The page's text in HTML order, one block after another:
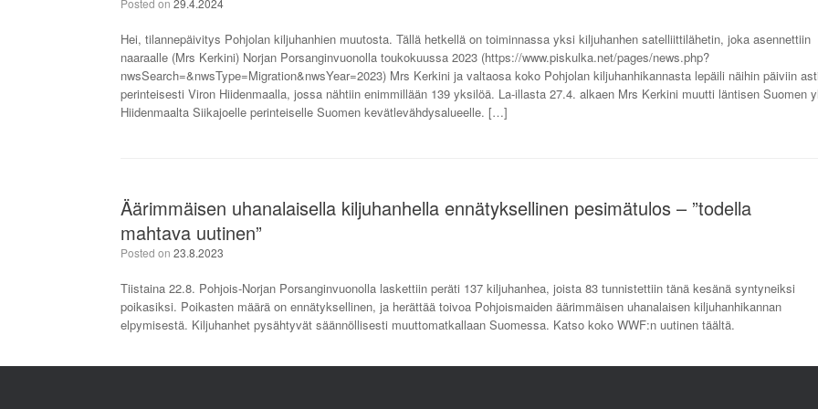
Posted on 29.4.2024
Hei, tilannepäivitys Pohjolan kiljuhanhien muutosta. Tällä hetkellä on toiminnassa yksi kiljuhanhen satelliittilähetin, joka asennettiin
naaraalle (Mrs Kerkini) Norjan Porsanginvuonolla toukokuussa 2023 (https://www.piskulka.net/pages/news.php?
nwsSearch=&nwsType=Migration&nwsYear=2023) Mrs Kerkini ja valtaosa koko Pohjolan kiljuhanhikannasta lepäili näihin päiviin
perinteisesti Viron Hiidenmaalla, jossa nähtiin enimmillään 139 yksilöä. La-illasta 27.4. alkaen Mrs Kerkini muutti läntisen Suomen
Hiidenmaalta Siikajoelle perinteiselle Suomen kevätlevähdysalueelle. […]
Äärimmäisen uhanalaisella kiljuhanhella ennätyksellinen pesimätulos – ”todella
mahtava uutinen”
Posted on 23.8.2023
Tiistaina 22.8. Pohjois-Norjan Porsanginvuonolla laskettiin peräti 137 kiljuhanhea, joista 83 tunnistettiin tänä kesänä syntyneiksi
poikasiksi. Poikasten määrä on ennätyksellinen, ja herättää toivoa Pohjoismaiden äärimmäisen uhanalaisen kiljuhanhikannan
elpymisestä. Kiljuhanhet pysähtyvät säännöllisesti muuttomatkallaan Suomessa. Katso koko WWF:n uutinen täältä.